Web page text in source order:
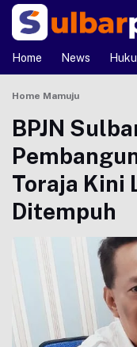
Home News
Home Mamuju
BPJN
Toraja Kini
Ditempuh